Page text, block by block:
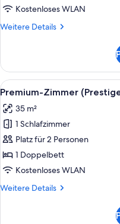
Kostenloses WLAN
Weitere Details
Weitere
Zimmer
Alle
Fotos
für
Premium-
Zimmer
(Prestige)
anzeigen
15
Premium-Zimmer
35 m²
1 Schlafzimmer
Platz für 2 Personen
1 Doppelbett
Kostenloses WLAN
Weitere Details
Weitere